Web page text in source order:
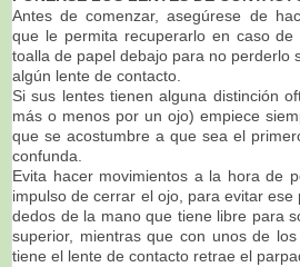
Antes de comenzar, asegúrese de
que le permita recuperarlo en caso de
toalla de papel debajo para no perderlo
algún lente de contacto.
Si sus lentes tienen alguna distinción
más o menos por un ojo) empiece
que se acostumbre a que sea el
confunda.
Evita hacer movimientos a la hora de
impulso de cerrar el ojo, para evitar ese
dedos de la mano que tiene libre para
superior, mientras que con unos de
tiene el lente de contacto retrae el